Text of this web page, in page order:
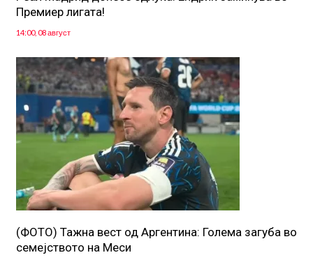
Премиер лигата!
14:00, 08 август
(ФОТО) Тажна вест од Аргентина: Голема загуба во
семејството на Меси